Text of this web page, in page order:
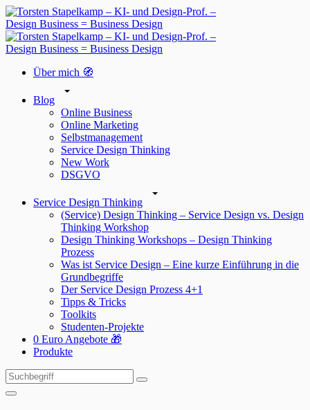
Über mich 🧭
Blog
Online Business
Online Marketing
Selbstmanagement
Service Design Thinking
New Work
DSGVO
Service Design Thinking
(Service) Design Thinking – Service Design vs. Design
Thinking Workshop
Design Thinking Workshops – Design Thinking
Prozess
Was ist Service Design – Eine kurze Einführung in die
Grundbegriffe
Der Service Design Prozess 4+1
Tipps & Tricks
Toolkits
Studenten-Projekte
0 Euro Angebote 🎁
Produkte
Suchen
nach:
Suchen